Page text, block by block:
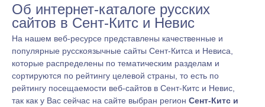
Об интернет-каталоге русских
сайтов в Сент-Китс и Невис
На нашем веб-ресурсе представлены качественные и
популярные русскоязычные сайты Сент-Китса и Невиса,
которые распределены по тематическим разделам и
сортируются по рейтингу целевой страны, то есть по
рейтингу посещаемости веб-сайтов в Сент-Китс и Невис,
так как у Вас сейчас на сайте выбран регион Сент-Китс и